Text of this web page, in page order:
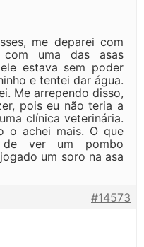
me deparei com
uma das asas
estava sem poder
e tentei dar água.
Me arrependo disso,
pois eu não teria a
clínica veterinária.
o achei mais. O que
ver um pombo
um soro na asa
#14573